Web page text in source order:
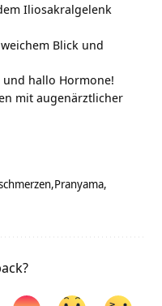
Iliosakralgelenk
Blick und
hallo Hormone!
mit augenärztlicher
Pranyama